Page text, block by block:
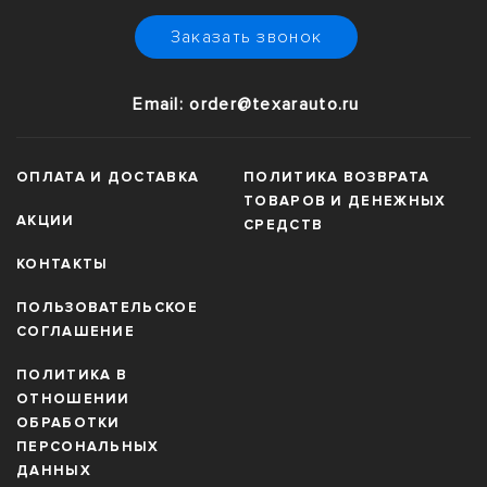
Закажите сейчас и обеспечьте защиту и стиль своего Аито
Заказать звонок
Email: order@texarauto.ru
ОПЛАТА И ДОСТАВКА
АКЦИИ
КОНТАКТЫ
ПОЛЬЗОВАТЕЛЬСКОЕ
СОГЛАШЕНИЕ
ПОЛИТИКА В
ОТНОШЕНИИ
ОБРАБОТКИ
ПЕРСОНАЛЬНЫХ
ДАННЫХ
ПОЛИТИКА ВОЗВРАТА
ТОВАРОВ И ДЕНЕЖНЫХ
СРЕДСТВ